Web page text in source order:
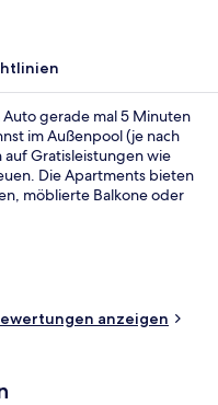
Auto gerade mal 5 Minuten
im Außenpool (je nach
Gratisleistungen wie
Die Apartments bieten
möblierte Balkone oder
anzeigen